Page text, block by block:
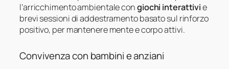
l’arricchimento ambientale congiochi interattivie
brevi sessioni di addestramento basato sul rinforzo
positivo, per mantenere mente e corpo attivi.
Convivenza con bambini e anziani